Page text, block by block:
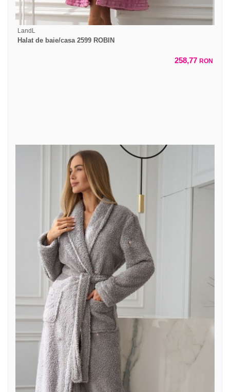
LandL
Halat de baie/casa 2599 ROBIN
258,77 RON